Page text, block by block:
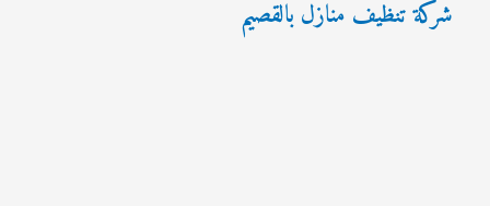
شركة تنظيف منازل بالقصيم